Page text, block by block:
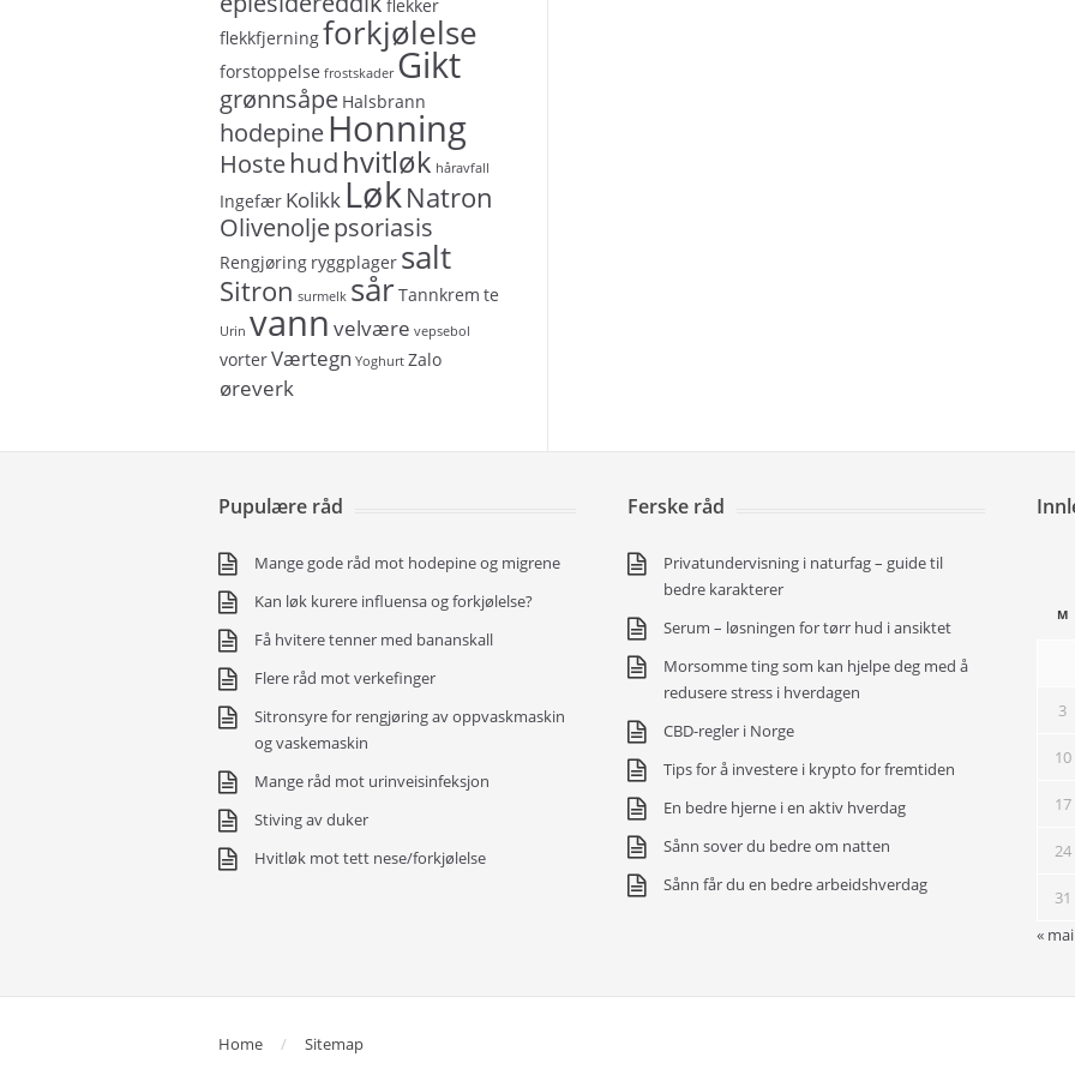
flekker
flekkfjerningforkjølelse
forstoppelse frostskader Gikt
grønnsåpe Halsbrann
hodepineHonning
Hostehud hvitløk håravfall
Ingefær Kolikk LøkNatron
Olivenoljepsoriasis
Rengjøring ryggplager salt
Sitron surmelk sårTannkrem te
Urin vann velvære vepsebol
vorterVærtegn Yoghurt Zalo
øreverk
Pupulære råd
Mange gode råd mot hodepine og migrene
Kan løk kurere influensa og forkjølelse?
Få hvitere tenner med bananskall
Flere råd mot verkefinger
Sitronsyre for rengjøring av oppvaskmaskin
og vaskemaskin
Mange råd mot urinveisinfeksjon
Stiving av duker
Hvitløk mot tett nese/forkjølelse
Ferske råd
Privatundervisning i naturfag – guide til
bedre karakterer
Serum – løsningen for tørr hud i ansiktet
Morsomme ting som kan hjelpe deg med å
redusere stress i hverdagen
CBD-regler i Norge
Tips for å investere i krypto for fremtiden
En bedre hjerne i en aktiv hverdag
Sånn sover du bedre om natten
Sånn får du en bedre arbeidshverdag
M
3
10
17
24
31
« mai
Home Sitemap